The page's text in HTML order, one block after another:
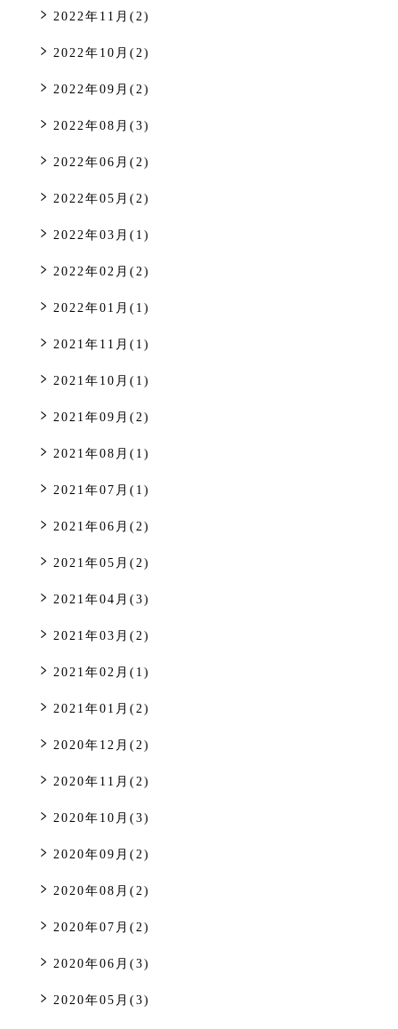
2022年11月(2)
2022年10月(2)
2022年09月(2)
2022年08月(3)
2022年06月(2)
2022年05月(2)
2022年03月(1)
2022年02月(2)
2022年01月(1)
2021年11月(1)
2021年10月(1)
2021年09月(2)
2021年08月(1)
2021年07月(1)
2021年06月(2)
2021年05月(2)
2021年04月(3)
2021年03月(2)
2021年02月(1)
2021年01月(2)
2020年12月(2)
2020年11月(2)
2020年10月(3)
2020年09月(2)
2020年08月(2)
2020年07月(2)
2020年06月(3)
2020年05月(3)